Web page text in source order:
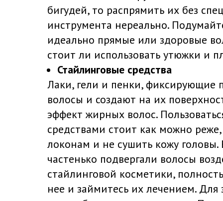
бигудей, то распрямить их без
инструмента нереально.
идеально прямые или здоровые
стоит ли использовать утюжки и
Стайлинговые средства
Лаки, гели и пенки, фиксирующие
волосы и создают на их
эффект жирных волос.
средствами стоит как можно
локонам и не сушить кожу
частенько подвергали волосы
стайлинговой косметики,
нее и займитесь их лечением. Для